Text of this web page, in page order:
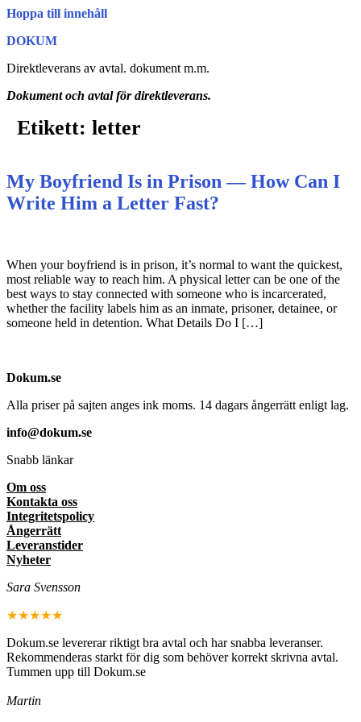
Hoppa till innehåll
DOKUM
Direktleverans av avtal. dokument m.m.
Dokument och avtal för direktleverans.
Etikett: letter
My Boyfriend Is in Prison — How Can I
Write Him a Letter Fast?
When your boyfriend is in prison, it’s normal to want the quickest,
most reliable way to reach him. A physical letter can be one of the
best ways to stay connected with someone who is incarcerated,
whether the facility labels him as an inmate, prisoner, detainee, or
someone held in detention. What Details Do I […]
Dokum.se
Alla priser på sajten anges ink moms. 14 dagars ångerrätt enligt lag.
info@dokum.se
Snabb länkar
Om oss
Kontakta oss
Integritetspolicy
Ångerrätt
Leveranstider
Nyheter
Sara Svensson
★★★★★
Dokum.se levererar riktigt bra avtal och har snabba leveranser.
Rekommenderas starkt för dig som behöver korrekt skrivna avtal.
Tummen upp till Dokum.se
Martin